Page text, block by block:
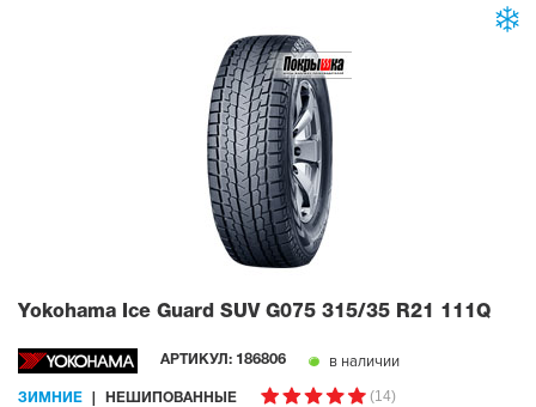
Yokohama Ice Guard SUV G075 315/35 R21 111Q
АРТИКУЛ: 186806 в наличии
ЗИМНИЕ НЕШИПОВАННЫЕ (14)